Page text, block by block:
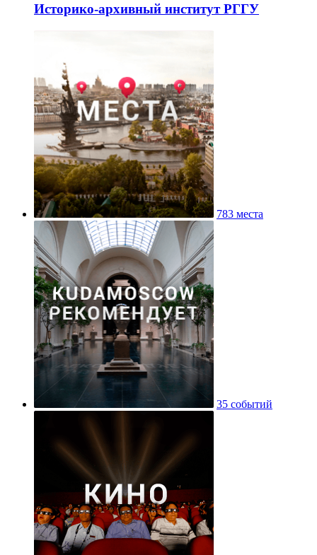
Историко-архивный институт РГГУ
783 места
35 событий